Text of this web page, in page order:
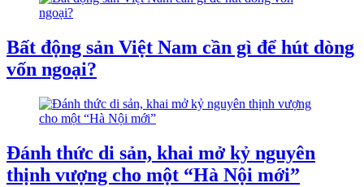
Bất động sản Việt Nam cần gì để hút dòng
vốn ngoại?
Đánh thức di sản, khai mở kỷ nguyên
thịnh vượng cho một “Hà Nội mới”